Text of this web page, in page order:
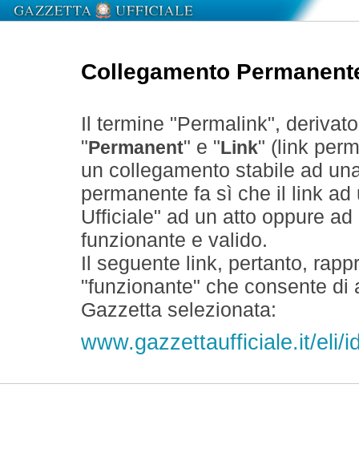
Collegamento
Il termine "Permalink",
" Permanent" e " Link" (link
un collegamento stabile ad
permanente fa sì che il link
Ufficiale" ad un atto oppure
funzionante e valido.
Il seguente link, pertanto,
"funzionante" che consente
Gazzetta selezionata:
www.gazzettaufficiale.it/eli/